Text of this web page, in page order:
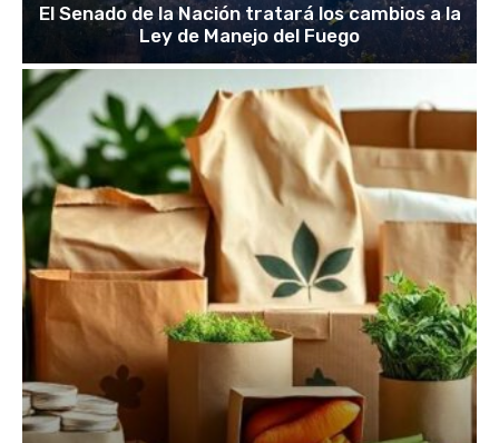
El Senado de la Nación tratará los cambios a la
Ley de Manejo del Fuego